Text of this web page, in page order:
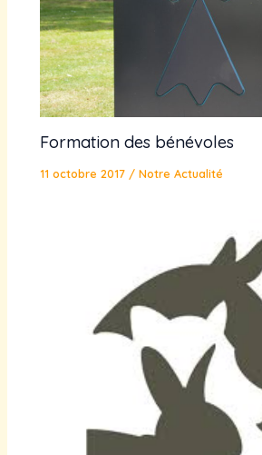
Formation des bénévoles
11 octobre 2017 /Notre Actualité